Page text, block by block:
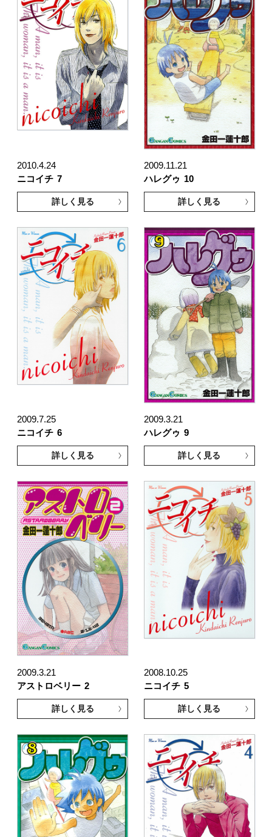
2010.4.24
ニコイチ 7
詳しく見る
2009.11.21
ハレグゥ 10
詳しく見る
2009.7.25
ニコイチ 6
詳しく見る
2009.3.21
ハレグゥ 9
詳しく見る
2009.3.21
アストロベリー 2
詳しく見る
2008.10.25
ニコイチ 5
詳しく見る